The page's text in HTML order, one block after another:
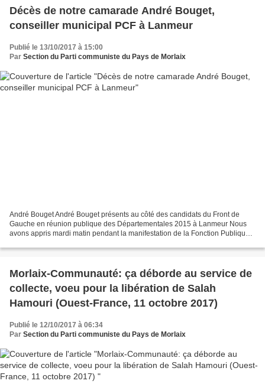
Décès de notre camarade André Bouget,
conseiller municipal PCF à Lanmeur
Publié le 13/10/2017 à 15:00
Par Section du Parti communiste du Pays de Morlaix
André Bouget André Bouget présents au côté des candidats du Front de
Gauche en réunion publique des Départementales 2015 à Lanmeur Nous
avons appris mardi matin pendant la manifestation de la Fonction Publique
Morlaix-Communauté: ça déborde au service de
collecte, voeu pour la libération de Salah
Hamouri (Ouest-France, 11 octobre 2017)
Publié le 12/10/2017 à 06:34
Par Section du Parti communiste du Pays de Morlaix